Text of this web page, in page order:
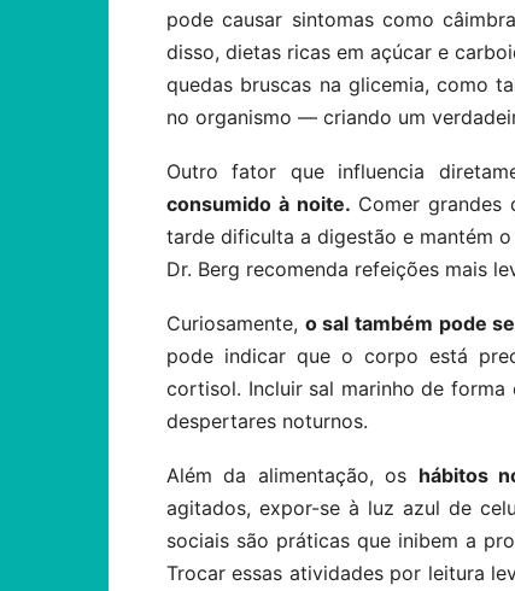
pode causar sintomas como
disso, dietas ricas em açúcar e
quedas bruscas na glicemia, como
no organismo — criando um
Outro fator que influencia
consumido à noite. Comer grandes
tarde dificulta a digestão e mantém
Dr. Berg recomenda refeições mais
Curiosamente, o sal também pode
pode indicar que o corpo está
cortisol. Incluir sal marinho de forma
despertares noturnos.
Além da alimentação, os hábitos
agitados, expor-se à luz azul de
sociais são práticas que inibem a
Trocar essas atividades por leitura